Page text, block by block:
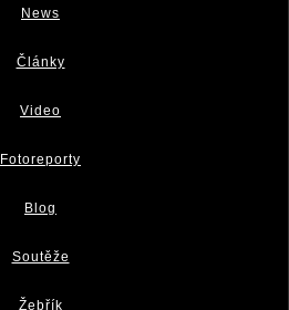
News
Články
Video
Fotoreporty
Blog
Soutěže
Žebřík